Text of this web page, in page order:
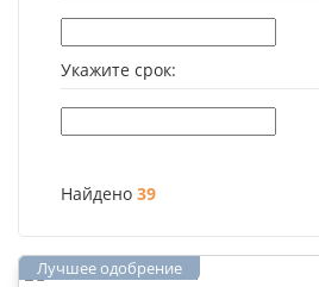
Укажите срок:
Найдено 39